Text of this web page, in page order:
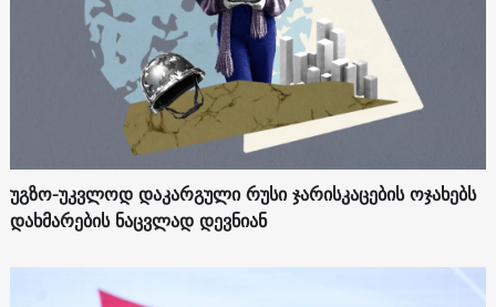
უგზო-უკვლოდ დაკარგული რუსი ჯარისკაცების ოჯახებს
დახმარების ნაცვლად დევნიან